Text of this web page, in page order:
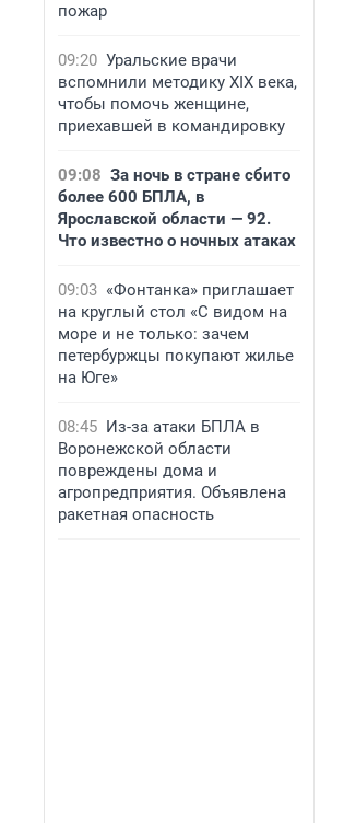
пожар
09:20 Уральские врачи
вспомнили методику XIX века,
чтобы помочь женщине,
приехавшей в командировку
09:08 За ночь в стране сбито
более 600 БПЛА, в
Ярославской области — 92.
Что известно о ночных атаках
09:03 «Фонтанка» приглашает
на круглый стол «С видом на
море и не только: зачем
петербуржцы покупают жилье
на Юге»
08:45 Из-за атаки БПЛА в
Воронежской области
повреждены дома и
агропредприятия. Объявлена
ракетная опасность